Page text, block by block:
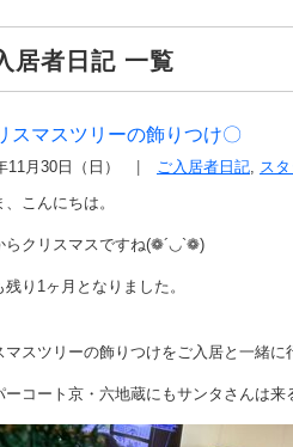
居者日記 一覧
スマスツリーの飾りつけ〇
11月30日（日） ご入居者日記, ス
、こんにちは。
らクリスマスですね(❁´◡`❁)
残り1ヶ月となりました。
マスツリーの飾りつけをご入居と一緒に
ーコート京・六地蔵にもサンタさんは